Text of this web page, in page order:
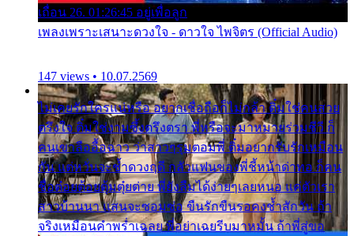
เถื่อน 26. 01:26:45 อยู่เพื่อลูก
เพลงเพราะเสนาะดวงใจ - ดาวใจ ไพจิตร (Official Audio)
147 views • 10.07.2569
ไม่เคยรักใครแน่หรือ อยากเชื่อถือก็ไม่กล้า ติ๋มใช่คนสวย
ตรึงใจ ติ๋มใช่งามซึ้งตรึงตรา พี่หรือจะมาหมายร่วมชีวี ก็
คนเขาลืออื้อฉาว ว่าสาวๆรุมตอมพี่ ติ๋มอยากรับรักเหมือน
กัน แต่หวั่นจะช้ำดวงฤดี กลัวแฟนของพี่ชี้หน้าด่าทอ ก็คน
ชื่อต๋อยต้อยตุ้มตุ๋ยต่าย พี่ยังลืมได้ง่ายๆเลยหนอ แค่ตัวเรา
สาวบ้านนา แสนจะซอมซ่อ ขืนรักขืนรอคงช้ำสักวัน ถ้า
จริงเหมือนคำพร่ำเฉลย พี่อย่าเฉยรีบมาหมั้น ถ้าพี่สู่ขอ